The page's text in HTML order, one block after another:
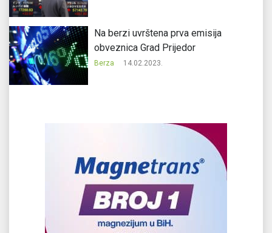
Na berzi uvrštena prva emisija
obveznica Grad Prijedor
Berza 14.02.2023.